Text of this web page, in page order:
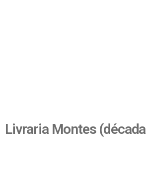
Livraria Montes (década